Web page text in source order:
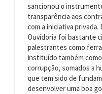
sancionou o
transparência aos
com a iniciativa
Ouvidoria foi bastante
palestrantes como
instituído também
corrupção, somados a
que tem sido de
desenvolver uma boa